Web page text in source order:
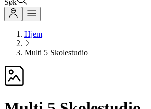
Søk
Hjem
Multi 5 Skolestudio